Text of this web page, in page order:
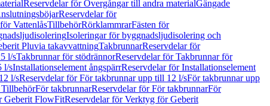
Reservdelar för Övergångar till andra materialGängade
Reservdelar för
VattenlåsTillbehörRörklammrarFästen för
Isoleringar för byggnadsljudisolering och
Pluvia takavvattningTakbrunnarReservdelar för
l/sTakbrunnar för stödrännorReservdelar för Takbrunnar för
l/sInstallationselement ångspärrReservdelar för Installationselement
l/sReservdelar för För takbrunnar upp till 12 l/sFör takbrunnar upp
För takbrunnarReservdelar för För takbrunnarFör
Geberit FlowFitReservdelar för Verktyg för Geberit